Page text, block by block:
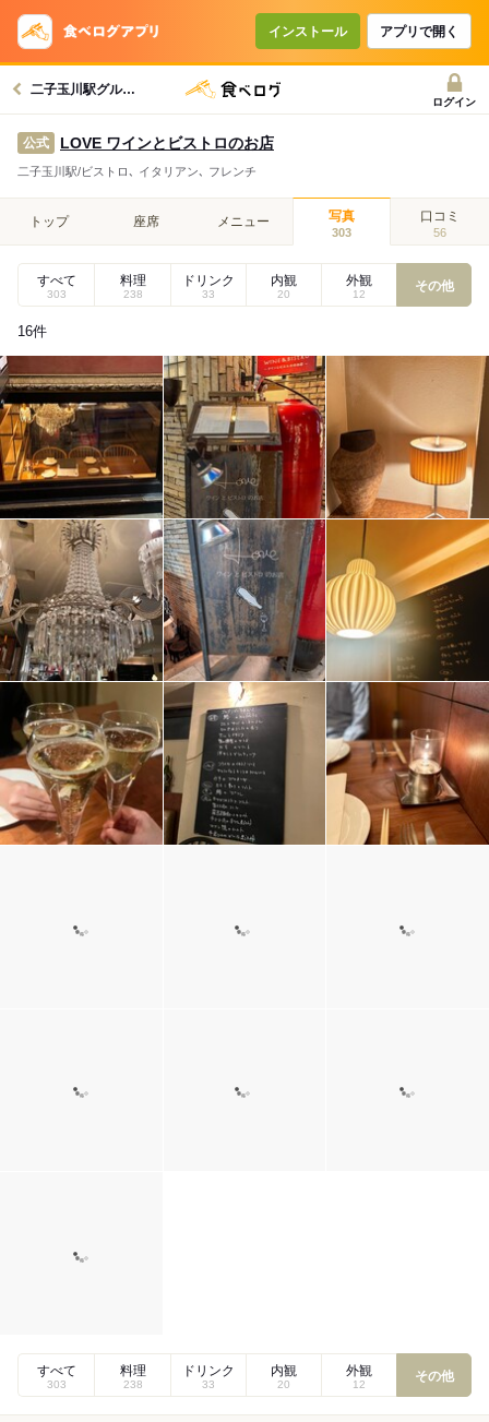
インストール アプリで開く
二子玉川駅グルメへ
ログイン
公式 LOVE ワインとビストロのお店
二子玉川駅/ビストロ､ イタリアン､ フレンチ
トップ 座席 メニュー 写真
303
口コミ
56
すべて
303
料理
238
ドリンク
33
内観
20
外観
12
その他
16件
すべて
303
料理
238
ドリンク
33
内観
20
外観
12
その他